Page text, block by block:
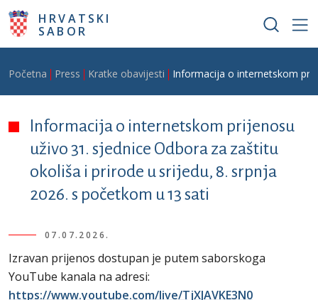
Skoči na glavni sadržaj
HRVATSKI
SABOR
Breadcrumb
Početna Press Kratke obavijesti Informacija o internetskom
Informacija o internetskom prijenosu
uživo 31. sjednice Odbora za zaštitu
okoliša i prirode u srijedu, 8. srpnja
2026. s početkom u 13 sati
07.07.2026.
Izravan prijenos dostupan je putem saborskoga
YouTube kanala na adresi:
https://www.youtube.com/live/TjXJAVKE3N0